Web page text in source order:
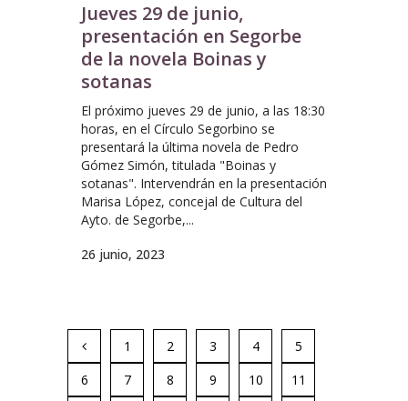
Jueves 29 de junio,
presentación en Segorbe
de la novela Boinas y
sotanas
El próximo jueves 29 de junio, a las 18:30
horas, en el Círculo Segorbino se
presentará la última novela de Pedro
Gómez Simón, titulada "Boinas y
sotanas". Intervendrán en la presentación
Marisa López, concejal de Cultura del
Ayto. de Segorbe,...
26 junio, 2023
1 2 3 4
5
6
7 8 9 10
11